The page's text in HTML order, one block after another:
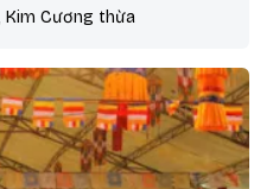
Kim Cương thừa